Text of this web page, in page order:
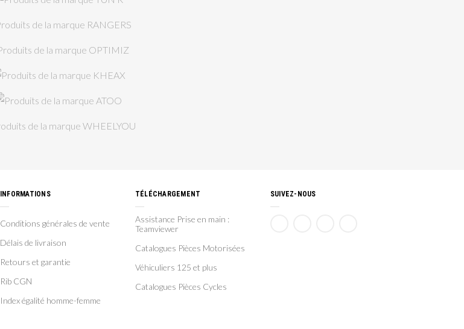
INFORMATIONS
Conditions générales de vente
Délais de livraison
Retours et garantie
Rib CGN
Index égalité homme-femme
TÉLÉCHARGEMENT
Assistance Prise en main :
Teamviewer
Catalogues Pièces Motorisées
Véhiculiers 125 et plus
Catalogues Pièces Cycles
SUIVEZ-NOUS